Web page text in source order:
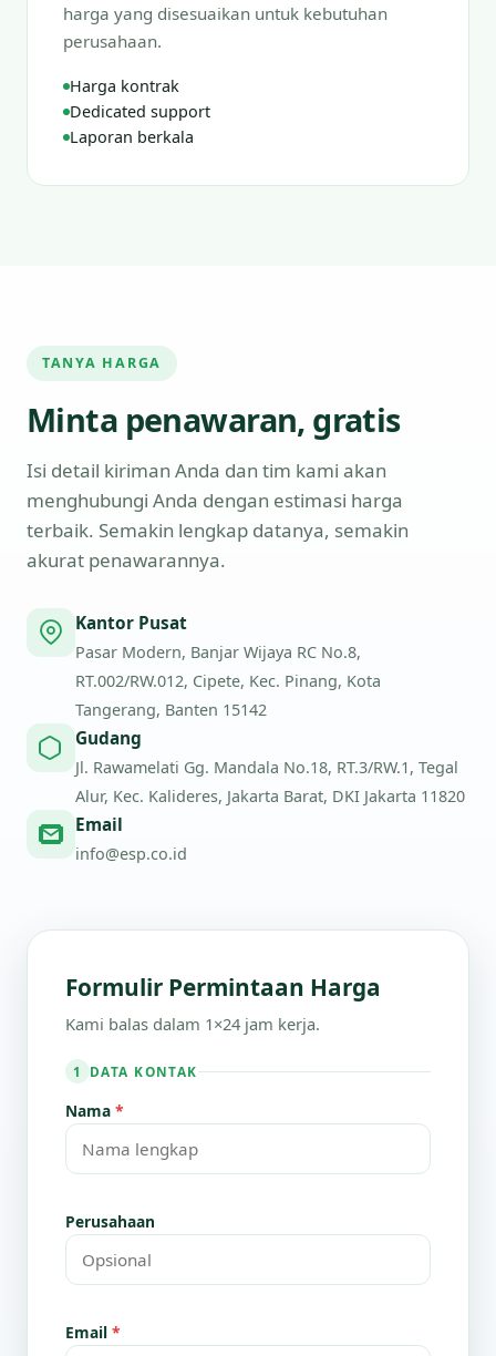
harga yang disesuaikan untuk kebutuhan
perusahaan.
Harga kontrak
Dedicated support
Laporan berkala
TANYA HARGA
Minta penawaran, gratis
Isi detail kiriman Anda dan tim kami akan
menghubungi Anda dengan estimasi harga
terbaik. Semakin lengkap datanya, semakin
akurat penawarannya.
Kantor Pusat
Pasar Modern, Banjar Wijaya RC No.8,
RT.002/RW.012, Cipete, Kec. Pinang, Kota
Tangerang, Banten 15142
Gudang
Jl. Rawamelati Gg. Mandala No.18, RT.3/RW.1, Tegal
Alur, Kec. Kalideres, Jakarta Barat, DKI Jakarta 11820
Email
info@esp.co.id
Formulir Permintaan Harga
Kami balas dalam 1×24 jam kerja.
1 DATA KONTAK
Nama *
Perusahaan
Email *